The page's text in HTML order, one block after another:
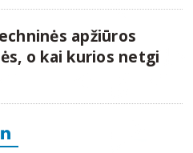
apžiūros
o kai kurios netgi